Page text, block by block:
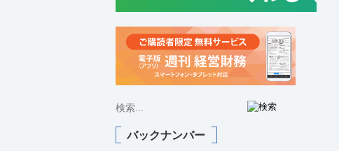
バックナンバー